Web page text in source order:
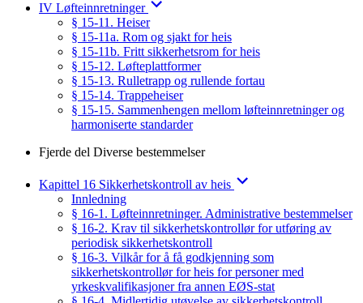
IV Løfteinnretninger
§ 15-11. Heiser
§ 15-11a. Rom og sjakt for heis
§ 15-11b. Fritt sikkerhetsrom for heis
§ 15-12. Løfteplattformer
§ 15-13. Rulletrapp og rullende fortau
§ 15-14. Trappeheiser
§ 15-15. Sammenhengen mellom løfteinnretninger og
harmoniserte standarder
Fjerde del Diverse bestemmelser
Kapittel 16 Sikkerhetskontroll av heis
Innledning
§ 16-1. Løfteinnretninger. Administrative bestemmelser
§ 16-2. Krav til sikkerhetskontrollør for utføring av
periodisk sikkerhetskontroll
§ 16-3. Vilkår for å få godkjenning som
sikkerhetskontrollør for heis for personer med
yrkeskvalifikasjoner fra annen EØS-stat